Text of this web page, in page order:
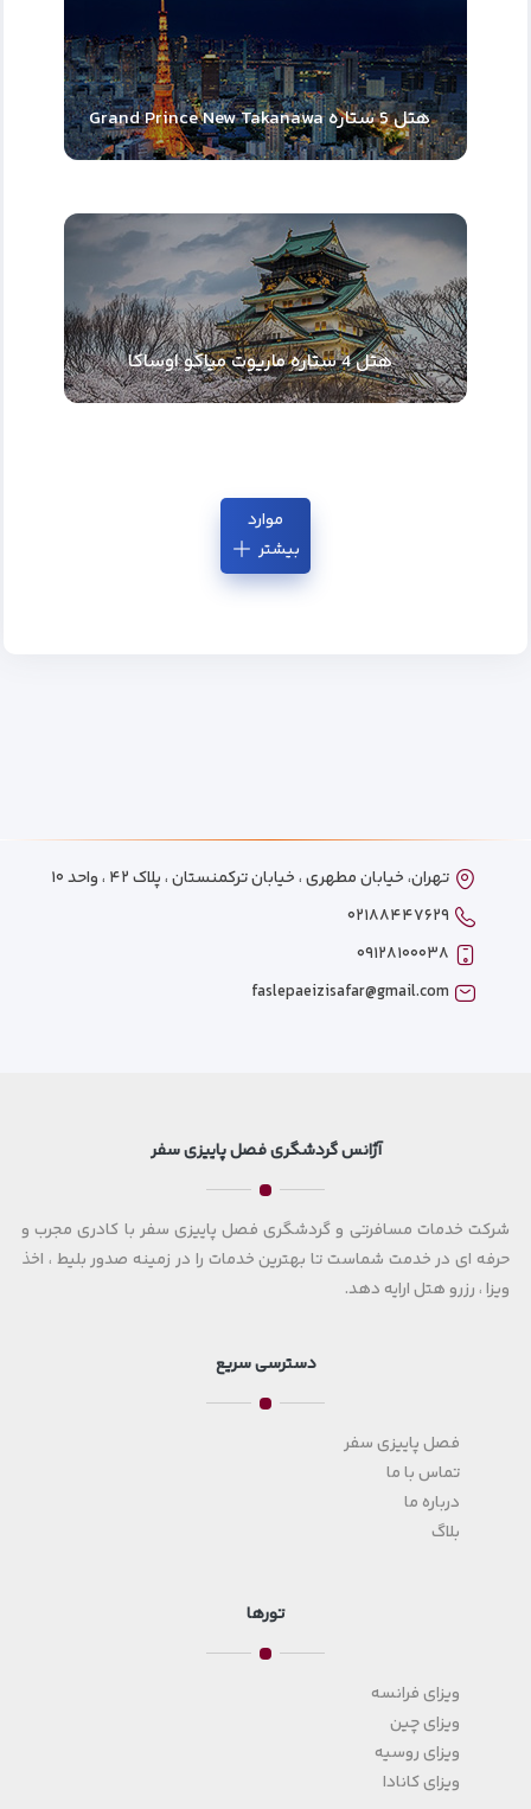
هتل 5 ستاره Grand Prince New Takanawa
هتل 4 ستاره ماریوت میاکو اوساکا
موارد
بیشتر
تهران، خیابان مطهری ، خیابان ترکمنستان ، پلاک ۴۲ ، واحد ۱۰
۰۲۱۸۸۴۴۷۶۲۹
۰۹۱۲۸۱۰۰۰۳۸
faslepaeizisafar@gmail.com
آژانس گردشگری فصل پاییزی سفر
شرکت خدمات مسافرتی و گردشگری فصل پاییزی سفر با کادری مجرب و
حرفه ای در خدمت شماست تا بهترین خدمات را در زمینه صدور بلیط ، اخذ
ویزا ، رزرو هتل ارایه دهد.
دسترسی سریع
فصل پاییزی سفر
تماس با ما
درباره ما
بلاگ
تورها
ویزای فرانسه
ویزای چین
ویزای روسیه
ویزای کانادا